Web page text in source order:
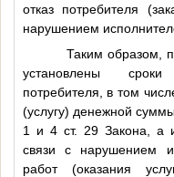
отказ потребителя
нарушением
Таким образом,
установлены сроки
потребителя, в том
(услугу) денежной
1 и 4 ст. 29 Закона, а
связи с нарушением
работ (оказания